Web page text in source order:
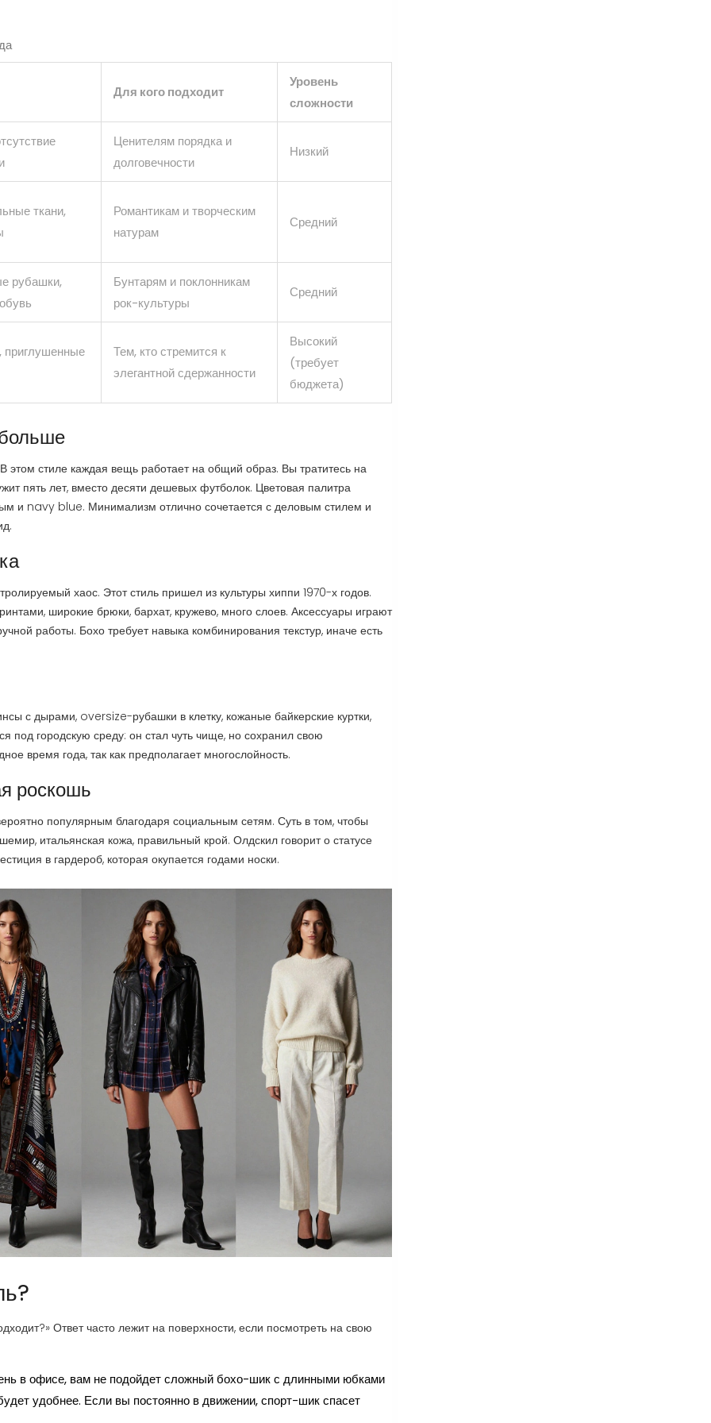
Для кого подходит
Уровень
сложности
Ценителям порядка и
долговечности
Низкий
ткани,
Романтикам и творческим
натурам
Средний
рубашки,
Бунтарям и поклонникам
рок-культуры
Средний
Тем, кто стремится к
элегантной сдержанности
Высокий
(требует
бюджета)
этом стиле каждая вещь работает на общий образ. Вы тратитесь на
пять лет, вместо десяти дешевых футболок. Цветовая палитра
и navy blue. Минимализм отлично сочетается с деловым стилем и
хаос. Этот стиль пришел из культуры хиппи 1970-х годов.
широкие брюки, бархат, кружево, много слоев. Аксессуары играют
работы. Бохо требует навыка комбинирования текстур, иначе есть
с дырами, oversize-рубашки в клетку, кожаные байкерские куртки,
под городскую среду: он стал чуть чище, но сохранил свою
время года, так как предполагает многослойность.
роскошь
популярным благодаря социальным сетям. Суть в том, чтобы
итальянская кожа, правильный крой. Олдскил говорит о статусе
в гардероб, которая окупается годами носки.
Ответ часто лежит на поверхности, если посмотреть на свою
в офисе, вам не подойдет сложный бохо-шик с длинными юбками
удобнее. Если вы постоянно в движении, спорт-шик спасет